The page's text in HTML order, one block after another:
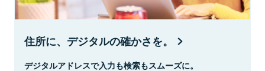
住所に、デジタルの確かさを。
デジタルアドレスで入力も検索もスムーズに。